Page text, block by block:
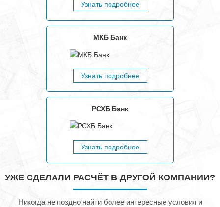
Узнать подробнее
МКБ Банк
Узнать подробнее
РСХБ Банк
Узнать подробнее
УЖЕ СДЕЛАЛИ РАСЧЁТ В ДРУГОЙ КОМПАНИИ?
Никогда не поздно найти более интересные условия и